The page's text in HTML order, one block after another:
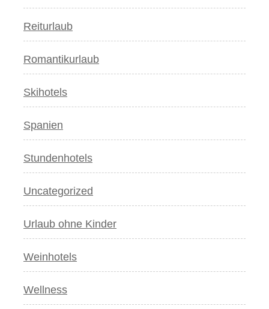
Reiturlaub
Romantikurlaub
Skihotels
Spanien
Stundenhotels
Uncategorized
Urlaub ohne Kinder
Weinhotels
Wellness